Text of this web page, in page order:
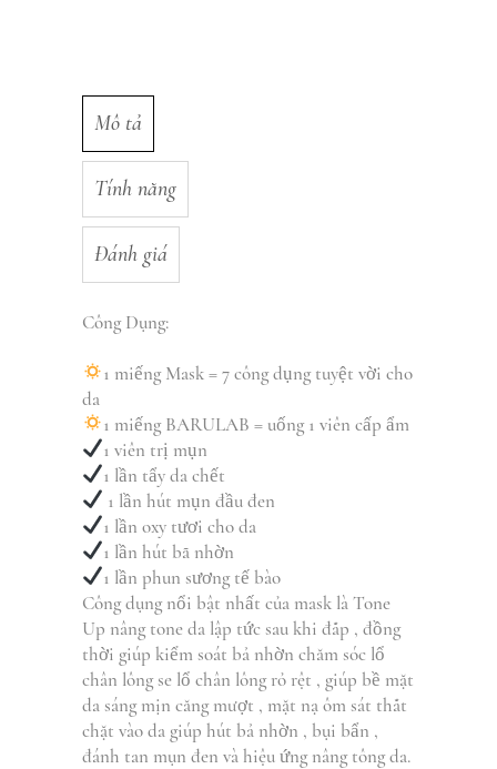
Mô tả
Tính năng
Đánh giá
Công Dụng:
1 miếng Mask = 7 công dụng tuyệt vời cho
da
1 miếng BARULAB = uống 1 viên cấp ẩm
1 viên trị mụn
1 lần tẩy da chết
1 lần hút mụn đầu đen
1 lần oxy tươi cho da
1 lần hút bã nhờn
1 lần phun sương tế bào
Công dụng nổi bật nhất của mask là Tone
Up nâng tone da lập tức sau khi đắp , đồng
thời giúp kiểm soát bả nhờn chăm sóc lổ
chân lông se lổ chân lông rỏ rệt , giúp bề mặt
da sáng mịn căng mượt , mặt nạ ôm sát thắt
chặt vào da giúp hút bả nhờn , bụi bẩn ,
đánh tan mụn đen và hiệu ứng nâng tông da.